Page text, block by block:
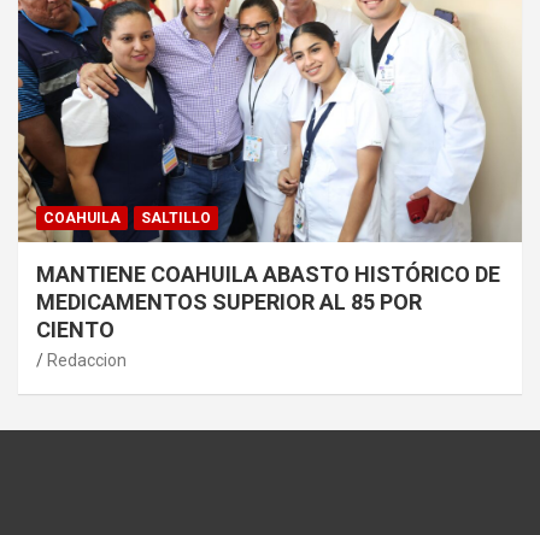
COAHUILA SALTILLO
MANTIENE COAHUILA ABASTO HISTÓRICO DE
MEDICAMENTOS SUPERIOR AL 85 POR
CIENTO
Redaccion